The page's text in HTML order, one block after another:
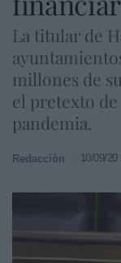
La titular de
millones de
el pretexto
pandemia.
Redacción 10/09/20